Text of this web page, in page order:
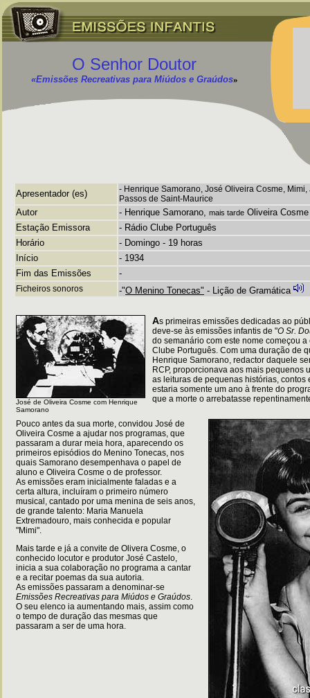
Apresentador (es)
- Henrique Samorano, José Oliveira Cosme,
Passos de Saint-Maurice
Autor - Henrique Samorano, mais tarde Oliveira Cosme
Estação Emissora
- Rádio Clube Português
Horário
- Domingo - 19 horas
Início
- 1934
Fim das Emissões
-
Ficheiros sonoros -"O Menino Tonecas" - Lição de Gramática
José de Oliveira Cosme com Henrique
Samorano
As primeiras emissões dedicadas ao
deve-se às emissões infantis de "O Sr.
do semanário com este nome começou
Clube Português. Com uma duração de
Henrique Samorano, redactor daquele
RCP, proporcionava aos mais pequenos
as leituras de pequenas histórias, contos
estaria somente um ano à frente do
que a morte o arrebatasse
Pouco antes da sua morte, convidou José de
Oliveira Cosme a ajudar nos programas, que
passaram a durar meia hora, aparecendo os
primeiros episódios do Menino Tonecas, nos
quais Samorano desempenhava o papel de
aluno e Oliveira Cosme o de professor.
As emissões eram inicialmente faladas e a
certa altura, incluíram o primeiro número
musical, cantado por uma menina de seis anos,
de grande talento: Maria Manuela
Extremadouro, mais conhecida e popular
"Mimi".
Mais tarde e já a convite de Olivera Cosme, o
conhecido locutor e produtor José Castelo,
inicia a sua colaboração no programa a cantar
e a recitar poemas da sua autoria.
As emissões passaram a denominar-se
Emissões Recreativas para Miúdos e Graúdos.
O seu elenco ia aumentando mais, assim como
o tempo de duração das mesmas que
passaram a ser de uma hora.
O Senhor Doutor
«Emissões Recreativas para Miúdos e Graúdos»